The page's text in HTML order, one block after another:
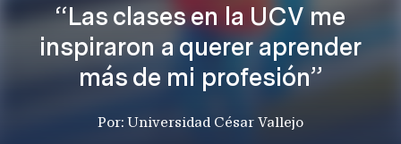
“Las clases en la UCV me
inspiraron a querer aprender
más de mi profesión”
Por: Universidad César Vallejo